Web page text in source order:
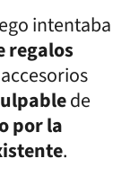
intentaba
regalos
de
por la
.